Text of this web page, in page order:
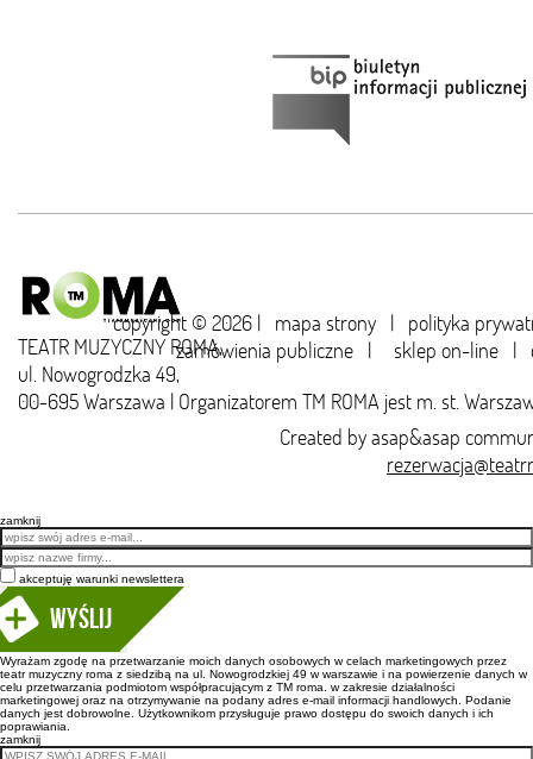
copyright © 2026 | mapa strony | polityka
zamówienia publiczne | sklep on-line |
TEATR MUZYCZNY ROMA,
ul. Nowogrodzka 49,
00-695 Warszawa | Organizatorem TM ROMA jest m. st.
Created byasap&asap
zamknij
Email
akceptuję warunki newslettera
Wyślij
Wyrażam zgodę na przetwarzanie moich danych osobowych w celach marketingowych przez
teatr muzyczny roma z siedzibą na ul. Nowogrodzkiej 49 w warszawie i na powierzenie danych w
celu przetwarzania podmiotom współpracującym z TM roma. w zakresie działalności
marketingowej oraz na otrzymywanie na podany adres e-mail informacji handlowych. Podanie
danych jest dobrowolne. Użytkownikom przysługuje prawo dostępu do swoich danych i ich
poprawiania.
zamknij